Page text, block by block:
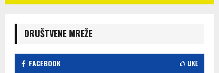
DRUŠTVENE MREŽE
FACEBOOK LIKE